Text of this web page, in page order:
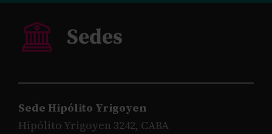
Sede Hipólito Yrigoyen
Hipólito Yrigoyen 3242, CABA